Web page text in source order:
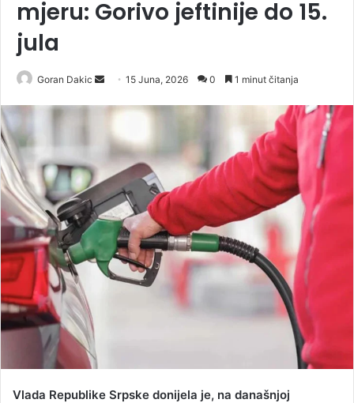
mjeru: Gorivo jeftinije do 15.
jula
Goran Dakic
e
m
a
l
15 Juna, 2026 0 1 minut čitanja
Vlada Republike Srpske donijela je, na današnjoj